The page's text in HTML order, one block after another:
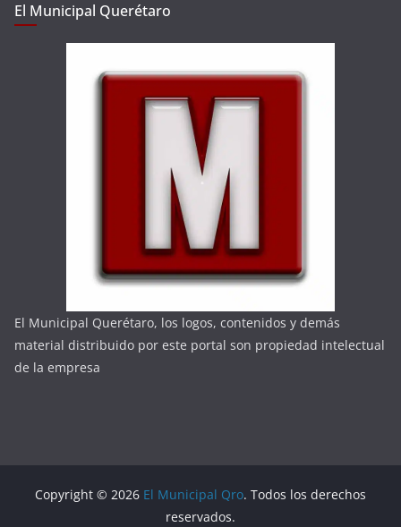
El Municipal Querétaro
El Municipal Querétaro, los logos, contenidos y demás
material distribuido por este portal son propiedad intelectual
de la empresa
Copyright © 2026 El Municipal Qro. Todos los derechos
reservados.